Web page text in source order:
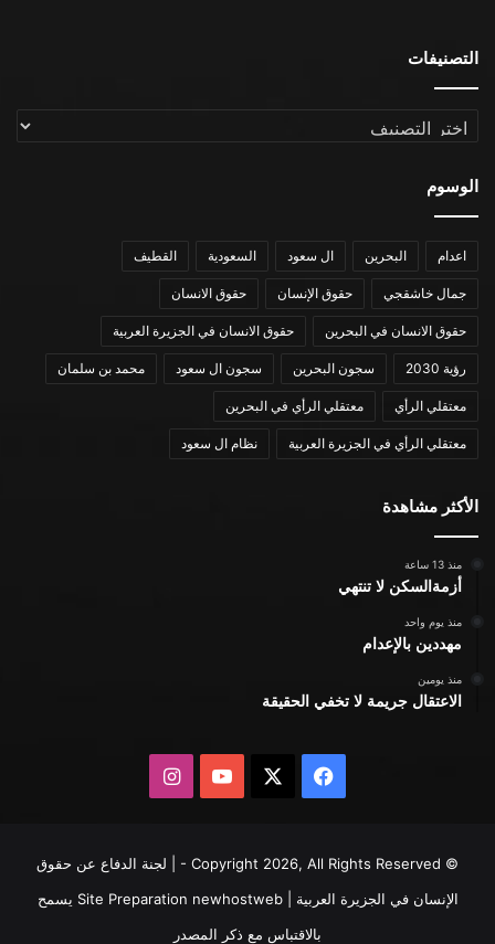
التصنيفات
التصنيفات
الوسوم
اعدام البحرين ال سعود السعودية القطيف
جمال خاشقجي حقوق الإنسان حقوق الانسان
حقوق الانسان في البحرين حقوق الانسان في الجزيرة العربية
رؤية 2030 سجون البحرين سجون ال سعود محمد بن سلمان
معتقلي الرأي معتقلي الرأي في البحرين
معتقلي الرأي في الجزيرة العربية نظام ال سعود
الأكثر مشاهدة
منذ 13 ساعة
أزمةالسكن لا تنتهي
منذ يوم واحد
مهددين بالإعدام
منذ يومين
الاعتقال جريمة لا تخفي الحقيقة
فيسبوك يوتيوبانستقرام
© Copyright 2026, All Rights Reserved - | لجنة الدفاع عن حقوق
الإنسان في الجزيرة العربية | Site Preparationnewhostweb
يسمح
بالاقتباس مع ذكر المصدر